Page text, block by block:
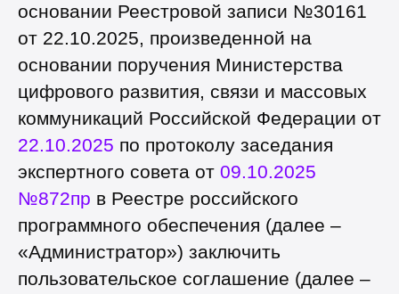
основании Реестровой записи №30161
от 22.10.2025, произведенной на
основании поручения Министерства
цифрового развития, связи и массовых
коммуникаций Российской Федерации от
22.10.2025 по протоколу заседания
экспертного совета от 09.10.2025
№872пр в Реестре российского
программного обеспечения (далее –
«Администратор») заключить
пользовательское соглашение (далее –